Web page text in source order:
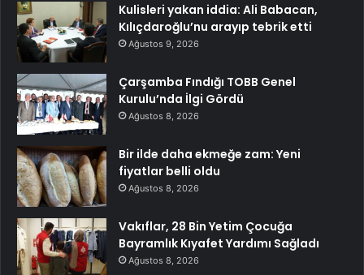
Kulisleri yakan iddia: Ali Babacan,
Kılıçdaroğlu’nu arayıp tebrik etti
Ağustos 9, 2026
Çarşamba Fındığı TOBB Genel
Kurulu’nda İlgi Gördü
Ağustos 8, 2026
Bir ilde daha ekmeğe zam: Yeni
fiyatlar belli oldu
Ağustos 8, 2026
Vakıflar, 28 Bin Yetim Çocuğa
Bayramlık Kıyafet Yardımı Sağladı
Ağustos 8, 2026